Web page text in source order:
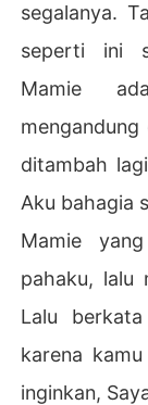
segalanya.
seperti ini
Mamie
ditambah
Aku bahagia
Mamie
pahaku, lalu
Lalu
karena
inginkan,